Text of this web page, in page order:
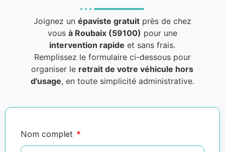
Joignez un épaviste gratuitprès de chez
vous à Roubaix (59100) pour une
intervention rapide et sans frais.
Remplissez le formulaire ci-dessous pour
organiser le retrait de votre véhicule hors
d'usage, en toute simplicité administrative.
Nom complet